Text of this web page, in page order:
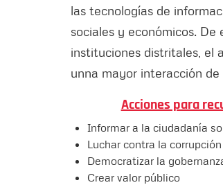
las tecnologías de
sociales y económicos.
instituciones distritales, el
unna mayor interacción
Acciones para
Informar a la ciudadanía
Luchar contra la corrupción
Democratizar la
Crear valor público